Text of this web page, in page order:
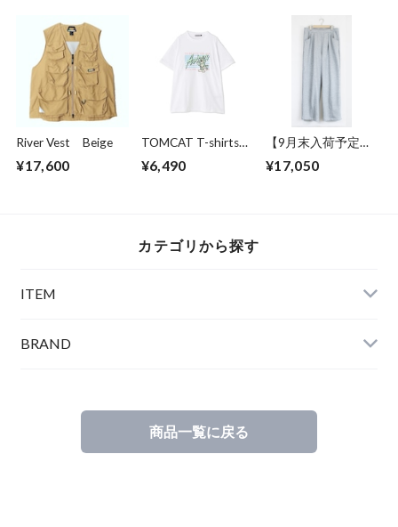
River Vest Beige
¥17,600
TOMCAT T-shirts
White
¥6,490
【9月末入荷予定】
Sweat Wide Easy
Pants Gray
¥17,050
カテゴリから探す
ITEM
BRAND
商品一覧に戻る